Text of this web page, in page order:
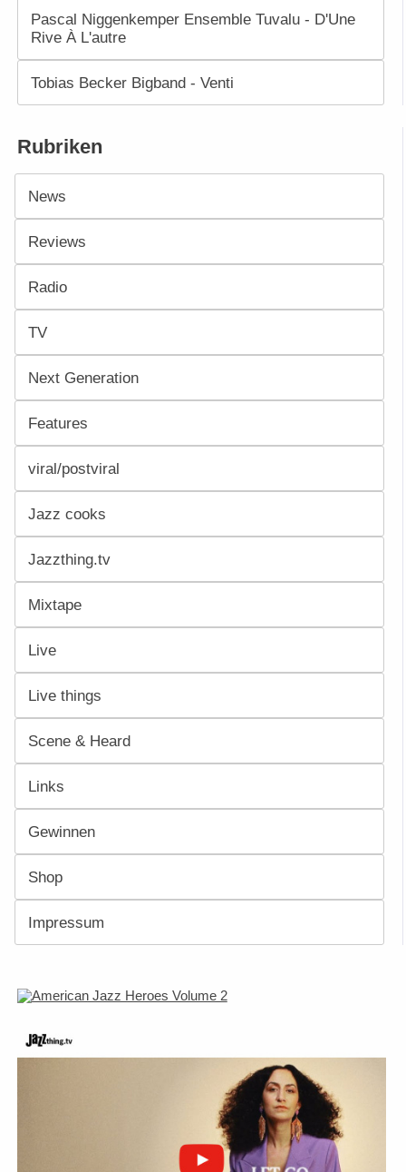
Pascal Niggenkemper Ensemble Tuvalu - D'Une
Rive À L'autre
Tobias Becker Bigband - Venti
Rubriken
News
Reviews
Radio
TV
Next Generation
Features
viral/postviral
Jazz cooks
Jazzthing.tv
Mixtape
Live
Live things
Scene & Heard
Links
Gewinnen
Shop
Impressum